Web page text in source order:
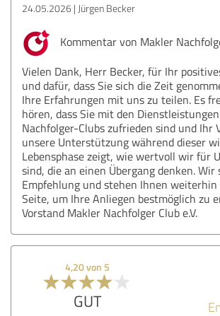
24.05.2026 Jürgen Becker
Kommentar von Makler
Vielen Dank, Herr Becker, für Ihr
und dafür, dass Sie sich die Zeit
Ihre Erfahrungen mit uns zu teilen. Es
hören, dass Sie mit den
Nachfolger-Clubs zufrieden sind und Ihr
unsere Unterstützung während dieser
Lebensphase zeigt, wie wertvoll wir für
sind, die an einen Übergang denken. Wir
Empfehlung und stehen Ihnen
Seite, um Ihre Anliegen bestmöglich zu
Vorstand Makler Nachfolger Club e.V.
4,20 von 5
GUT